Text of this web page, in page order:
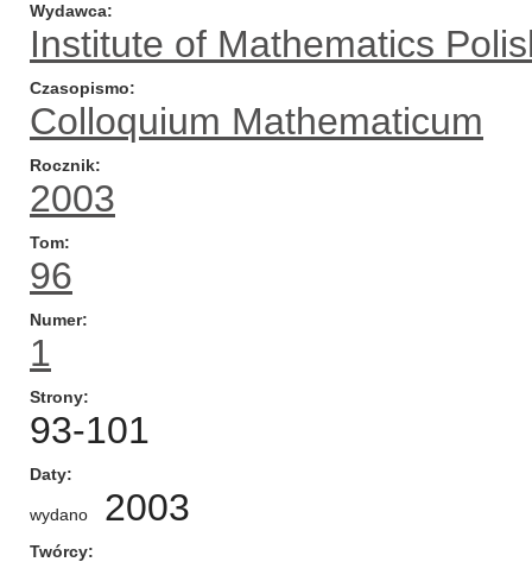
Wydawca
Institute of Mathematics
Czasopismo
Colloquium Mathematicum
Rocznik
2003
Tom
96
Numer
1
Strony
93-101
Daty
wydano 2003
Twórcy